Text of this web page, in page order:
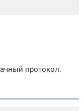
протокол.